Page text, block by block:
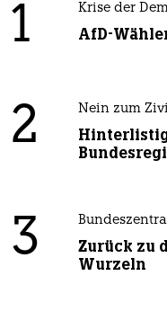
1 Krise der
AfD-
2 Nein zum
3
Zurück zu
Wurzeln